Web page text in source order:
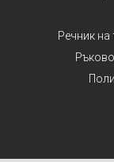
Речник на